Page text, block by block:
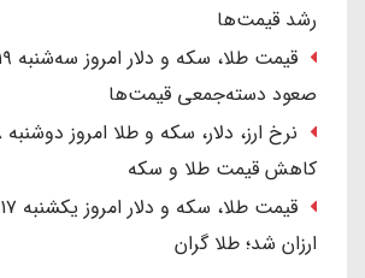
رشد قیمت‌ها
صعود دسته‌جمعی قیمت‌ها
کاهش قیمت طلا و سکه
ارزان شد؛ طلا گران